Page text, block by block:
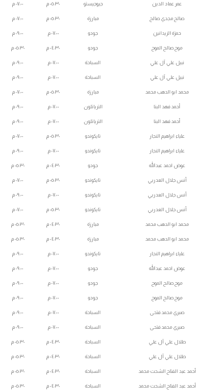
عمر عماد الدين جيوجيستو ٠٥:٣٠ م ٠٧:٠٠ م
صالح مجدي صالح مبارزة ٠٥:٣٠ م ٠٧:٠٠ م
حمزة الزيدانين جودو ٠٧:٠٠ م ٠٩:٠٠ م
موح صالح الموح جودو ٠٤:٣٠ م ٠٥:٣٠ م
نبيل علي آل علي السباحة ٠٧:٠٠ م ٠٩:٠٠ م
نبيل علي آل علي السباحة ٠٧:٠٠ م ٠٩:٠٠ م
محمد ابو الدهب محمد مبارزة ٠٥:٣٠ م ٠٧:٠٠ م
أحمد فهد البنا الترياتلون ٠٧:٠٠ م ٠٩:٠٠ م
أحمد فهد البنا الترياتلون ٠٧:٠٠ م ٠٩:٠٠ م
علياء ابراهيم النجار تايكوندو ٠٥:٣٠ م ٠٧:٠٠ م
علياء ابراهيم النجار تايكوندو ٠٧:٠٠ م ٠٩:٠٠ م
عوض احمد عبدالله جودو ٠٤:٣٠ م ٠٥:٣٠ م
أنس جلال العدربي تايكوندو ٠٥:٣٠ م ٠٧:٠٠ م
أنس جلال العدربي تايكوندو ٠٧:٠٠ م ٠٩:٠٠ م
أنس جلال العدربي تايكوندو ٠٥:٣٠ م ٠٧:٠٠ م
محمد ابو الدهب محمد مبارزة ٠٤:٣٠ م ٠٥:٣٠ م
محمد ابو الدهب محمد مبارزة ٠٤:٣٠ م ٠٥:٣٠ م
علياء ابراهيم النجار تايكوندو ٠٧:٠٠ م ٠٩:٠٠ م
عوض احمد عبدالله جودو ٠٧:٠٠ م ٠٩:٠٠ م
موح صالح الموح جودو ٠٧:٠٠ م ٠٩:٠٠ م
موح صالح الموح جودو ٠٧:٠٠ م ٠٩:٠٠ م
صبري محمد فتحى السباحة ٠٧:٠٠ م ٠٩:٠٠ م
صبري محمد فتحى السباحة ٠٧:٠٠ م ٠٩:٠٠ م
طلال علي آل علي السباحة ٠٤:٣٠ م ٠٥:٣٠ م
طلال علي آل علي السباحة ٠٤:٣٠ م ٠٥:٣٠ م
أحمد عبد الفتاح الشحت محمد السباحة ٠٤:٣٠ م ٠٥:٣٠ م
أحمد عبد الفتاح الشحت محمد السباحة ٠٤:٣٠ م ٠٥:٣٠ م